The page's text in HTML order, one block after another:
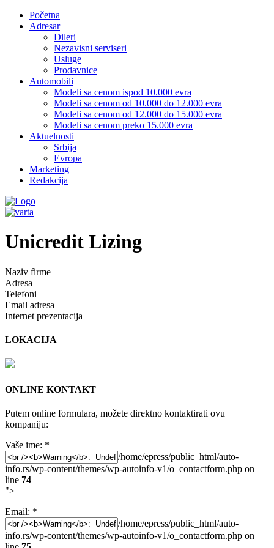
Početna
Adresar
Dileri
Nezavisni serviseri
Usluge
Prodavnice
Automobili
Modeli sa cenom ispod 10.000 evra
Modeli sa cenom od 10.000 do 12.000 evra
Modeli sa cenom od 12.000 do 15.000 evra
Modeli sa cenom preko 15.000 evra
Aktuelnosti
Srbija
Evropa
Marketing
Redakcija
Unicredit Lizing
Naziv firme
Adresa
Telefoni
Email adresa
Internet prezentacija
LOKACIJA
ONLINE KONTAKT
Putem online formulara, možete direktno kontaktirati ovu
kompaniju:
Vaše ime: *
/home/epress/public_html/auto-
info.rs/wp-content/themes/wp-autoinfo-v1/o_contactform.php on
line 74
">
Email: *
/home/epress/public_html/auto-
info.rs/wp-content/themes/wp-autoinfo-v1/o_contactform.php on